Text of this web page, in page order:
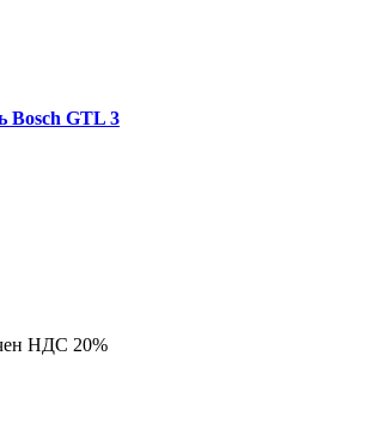
Bosch GTL 3
НДС 20%